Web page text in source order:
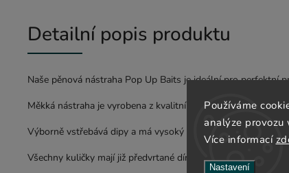
Používáme
analýze provozu
Více informací
Nastavení
Detailní popis produktu
Naše pěnová nástraha Pop Up Baits je ideální pro perfektní
Měkká nástraha je vyrobena z kvalitního pěnového
Výborně vstřebává dipy a má vysoký plovoucí výtlak.
Všechny kuličky mají již předvrtané dírky.